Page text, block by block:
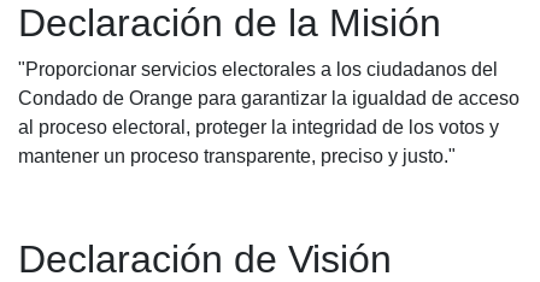
Declaración de la Misión
"Proporcionar servicios electorales a los ciudadanos del
Condado de Orange para garantizar la igualdad de acceso
al proceso electoral, proteger la integridad de los votos y
mantener un proceso transparente, preciso y justo."
Declaración de Visión